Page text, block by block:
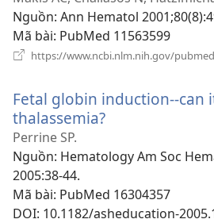
sổ
mới)
Nguồn‎: Ann Hematol
Mã bài‎: PubMed 11563599
https://www.ncbi.nlm.nih.gov/
Fetal globin induction--can
thalassemia?
sổ
Perrine SP.
Nguồn‎: Hematology Am Soc
2005:38-44.
Mã bài‎: PubMed 16304357
DOI‎: 10.1182/asheducation-